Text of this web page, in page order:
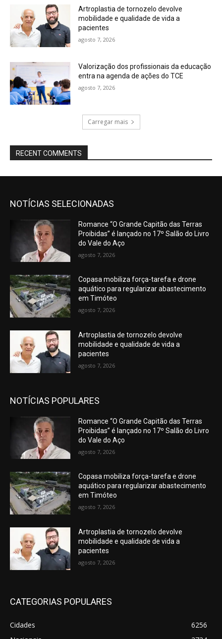
Artroplastia de tornozelo devolve
mobilidade e qualidade de vida a
pacientes
agosto 7, 2026
Valorização dos profissionais da educação
entra na agenda de ações do TCE
agosto 7, 2026
Carregar mais
RECENT COMMENTS
NOTÍCIAS SELECIONADAS
Romance “O Grande Capitão das Terras
Proibidas” é lançado no 17º Salão do Livro
do Vale do Aço
agosto 7, 2026
Copasa mobiliza força-tarefa e drone
aquático para regularizar abastecimento
em Timóteo
agosto 7, 2026
Artroplastia de tornozelo devolve
mobilidade e qualidade de vida a
pacientes
agosto 7, 2026
NOTÍCIAS POPULARES
Romance “O Grande Capitão das Terras
Proibidas” é lançado no 17º Salão do Livro
do Vale do Aço
agosto 7, 2026
Copasa mobiliza força-tarefa e drone
aquático para regularizar abastecimento
em Timóteo
agosto 7, 2026
Artroplastia de tornozelo devolve
mobilidade e qualidade de vida a
pacientes
agosto 7, 2026
CATEGORIAS POPULARES
Cidades
6256